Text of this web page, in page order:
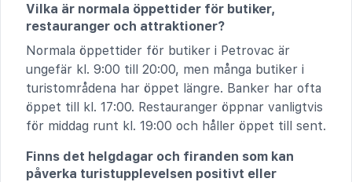
Vilka är normala öppettider för butiker,
restauranger och attraktioner?
Normala öppettider för butiker i Petrovac är
ungefär kl. 9:00 till 20:00, men många butiker i
turistområdena har öppet längre. Banker har ofta
öppet till kl. 17:00. Restauranger öppnar vanligtvis
för middag runt kl. 19:00 och håller öppet till sent.
Finns det helgdagar och firanden som kan
påverka turistupplevelsen positivt eller